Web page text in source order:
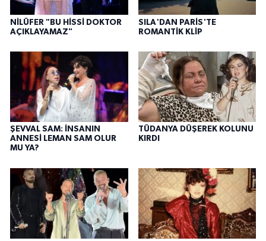
NİLÜFER "BU HİSSİ DOKTOR
AÇIKLAYAMAZ"
SILA'DAN PARİS'TE
ROMANTİK KLİP
ŞEVVAL SAM: İNSANIN
ANNESİ LEMAN SAM OLUR
MU YA?
TÜDANYA DÜŞEREK KOLUNU
KIRDI